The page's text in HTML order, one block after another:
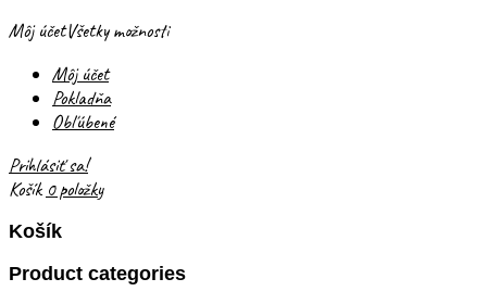
Môj účetVšetky možnosti
Môj účet
Pokladňa
Obľúbené
Prihlásiť sa!
Košík 0 položky
Košík
Product categories